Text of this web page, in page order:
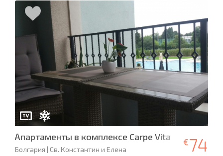
Апартаменты в комплексе Carpe Vita
Болгария | Св. Константин и Елена
€74